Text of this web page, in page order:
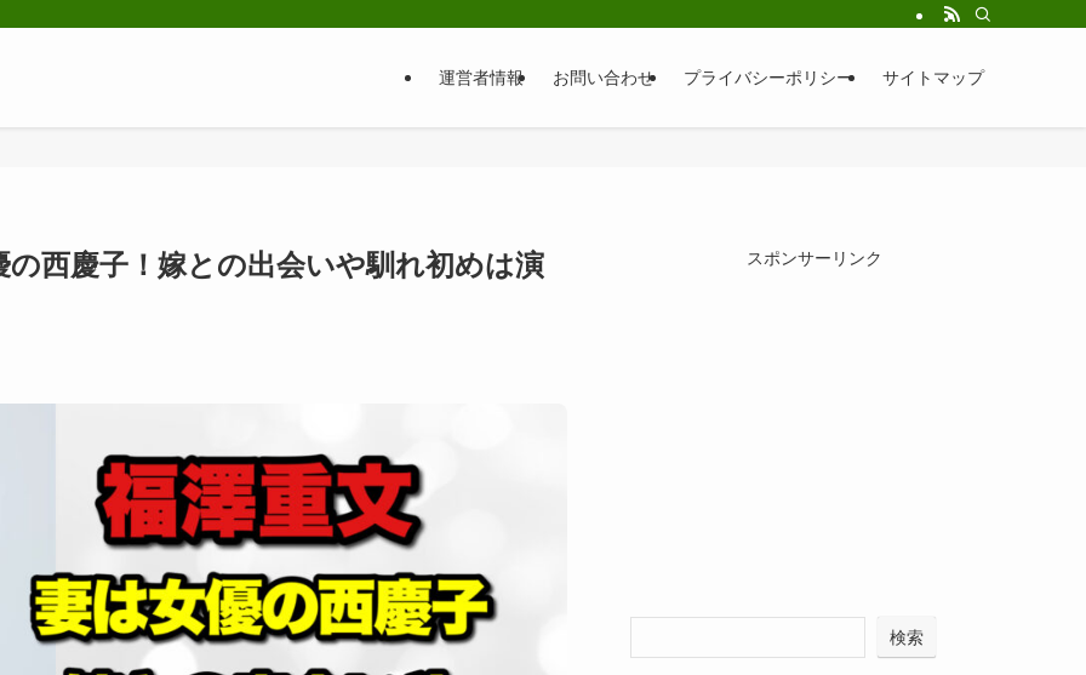
運営者情報 お問い合わせ プライバシーポリシー サイトマップ
西慶子！嫁との出会いや馴れ初めは演 スポンサーリンク
検索